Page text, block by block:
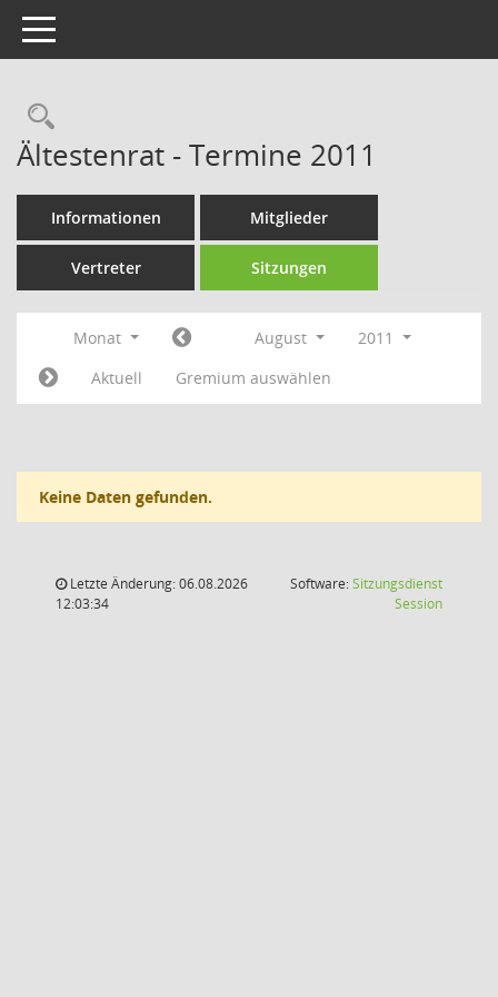
Toggle navigation
Rechercheauswahl
Ältestenrat - Termine 2011
Informationen Mitglieder
Vertreter Sitzungen
Monat August
2011
Aktuell
Gremium auswählen
Keine Daten gefunden.
Letzte Änderung: 06.08.2026
12:03:34
Software:Sitzungsdienst
Session(Wird in